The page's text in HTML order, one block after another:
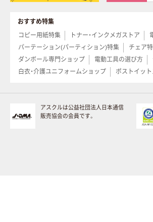
おすすめ特集
コピー用紙特集
トナー・インクメガストア
パーテーション(パーティション)特集
チェア
ダンボール専門ショップ
電動工具の選び方
白衣・介護ユニフォームショップ
ポストイッ
アスクルは公益社団法人日本通信
販売協会の会員です。